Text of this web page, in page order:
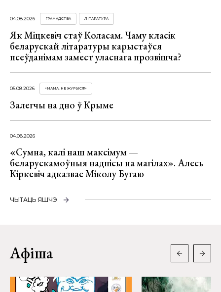
04.08.2026 ГРАМАДСТВА ЛІТАРАТУРА
Як Міцкевіч стаў Коласам. Чаму класік
беларускай літаратуры карыстаўся
псеўданімам замест уласнага прозвішча?
05.08.2026 «МАМА, НЕ ЖУРЫСЯ!»
Залегчы на дно ў Крыме
04.08.2026
«Сумна, калі наш максімум —
беларускамоўныя надпісы на магілах». Алесь
Кіркевіч адказвае Міколу Бугаю
ЧЫТАЦЬ ЯШЧЭ
Афіша